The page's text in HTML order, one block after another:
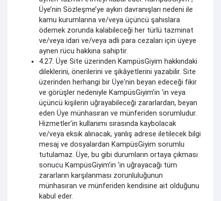
Üye’nin Sözleşme’ye aykırı davranışları nedeni ile
kamu kurumlarına ve/veya üçüncü şahıslara
ödemek zorunda kalabileceği her türlü tazminat
ve/veya idari ve/veya adli para cezaları için üyeye
aynen rücu hakkına sahiptir.
4.27. Üye Site üzerinden KampüsGiyim hakkındaki
dileklerini, önerilerini ve şikâyetlerini yazabilir. Site
üzerinden herhangi bir Üye'nin beyan edeceği fikir
ve görüşler nedeniyle KampüsGiyim’in ’in veya
üçüncü kişilerin uğrayabileceği zararlardan, beyan
eden Üye münhasıran ve münferiden sorumludur.
Hizmetler’in kullanımı sırasında kaybolacak
ve/veya eksik alınacak, yanlış adrese iletilecek bilgi
mesaj ve dosyalardan KampüsGiyim sorumlu
tutulamaz. Üye, bu gibi durumların ortaya çıkması
sonucu KampüsGiyim’in ’in uğrayacağı tüm
zararların karşılanması zorunluluğunun
münhasıran ve münferiden kendisine ait olduğunu
kabul eder.